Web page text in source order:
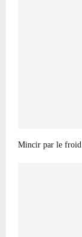
Mincir par le